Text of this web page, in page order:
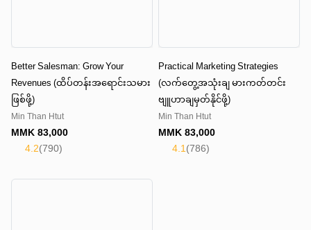
Better Salesman: Grow Your
Revenues (ထိပ်တန်းအရောင်းသမား
ဖြစ်ဖို့)
Min Than Htut
MMK83,000
4.2(790)
Practical Marketing Strategies
(လက်တွေ့အသုံးချ မားကတ်တင်း
ဗျူဟာချမှတ်နိုင်ဖို့)
Min Than Htut
MMK83,000
4.1(786)